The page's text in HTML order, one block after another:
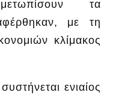
τα
με τη
κλίμακος
ενιαίος